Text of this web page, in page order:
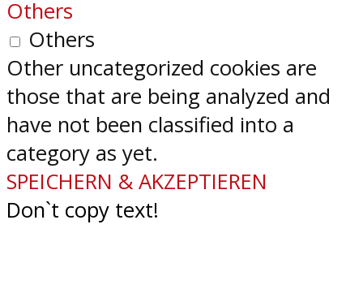
Others
Others
Other uncategorized cookies are
those that are being analyzed and
have not been classified into a
category as yet.
SPEICHERN & AKZEPTIEREN
Don`t copy text!